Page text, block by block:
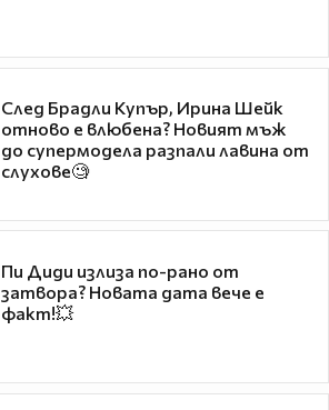
След Брадли Купър, Ирина Шейк
отново е влюбена? Новият мъж
до супермодела разпали лавина от
слухове🧐
Пи Диди излиза по-рано от
затвора? Новата дата вече е
факт!💥